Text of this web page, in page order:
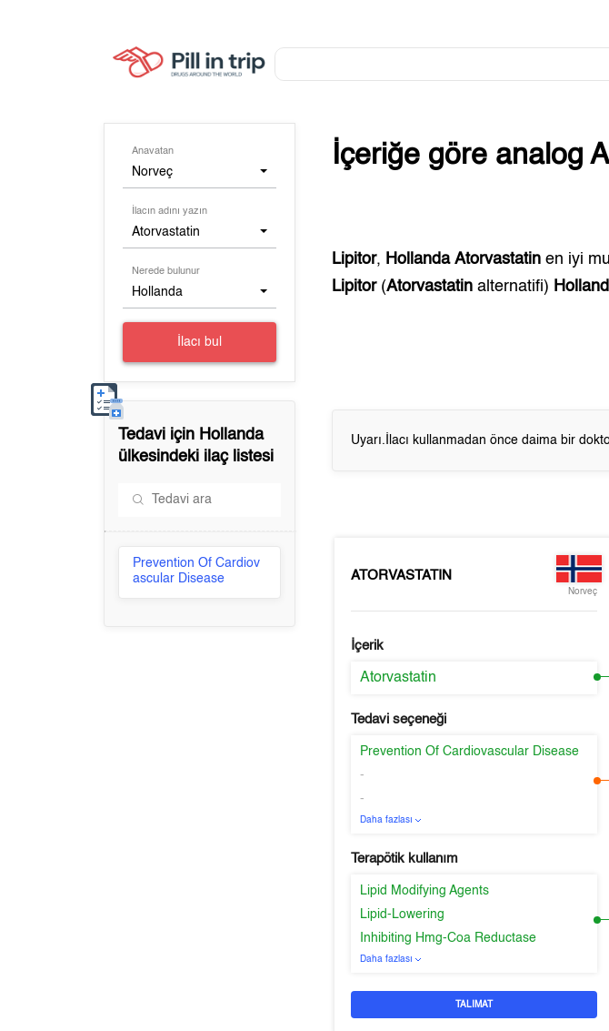
Anavatan
Norveç
İlacın adını yazın
Atorvastatin
Nerede bulunur
Hollanda
İlacı bul
Tedavi için Hollanda
ülkesindeki ilaç listesi
Prevention Of Cardiov
ascular Disease
İçeriğe göre analog
Lipitor, Hollanda Atorvastatin en iyi
Lipitor(Atorvastatin alternatifi)
Uyarı.İlacı kullanmadan önce daima bir
ATORVASTATIN
Norveç
İçerik
Atorvastatin
Tedavi seçeneği
Prevention Of Cardiovascular Disease
-
-
Daha fazlası
Terapötik kullanım
Lipid Modifying Agents
Lipid-Lowering
Inhibiting Hmg-Coa Reductase
Daha fazlası
TALIMAT